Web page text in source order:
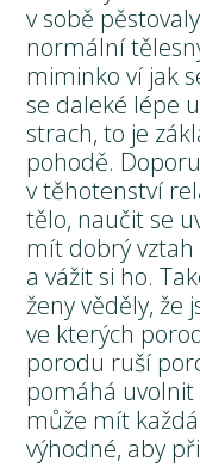
v sobě
normální
miminko ví jak
se daleké lépe
strach, to je
pohodě.
v těhotenství
tělo, naučit se
mít dobrý vztah
a vážit si ho.
ženy věděly, že
ve kterých
porodu ruší
pomáhá
může mít
výhodné, aby